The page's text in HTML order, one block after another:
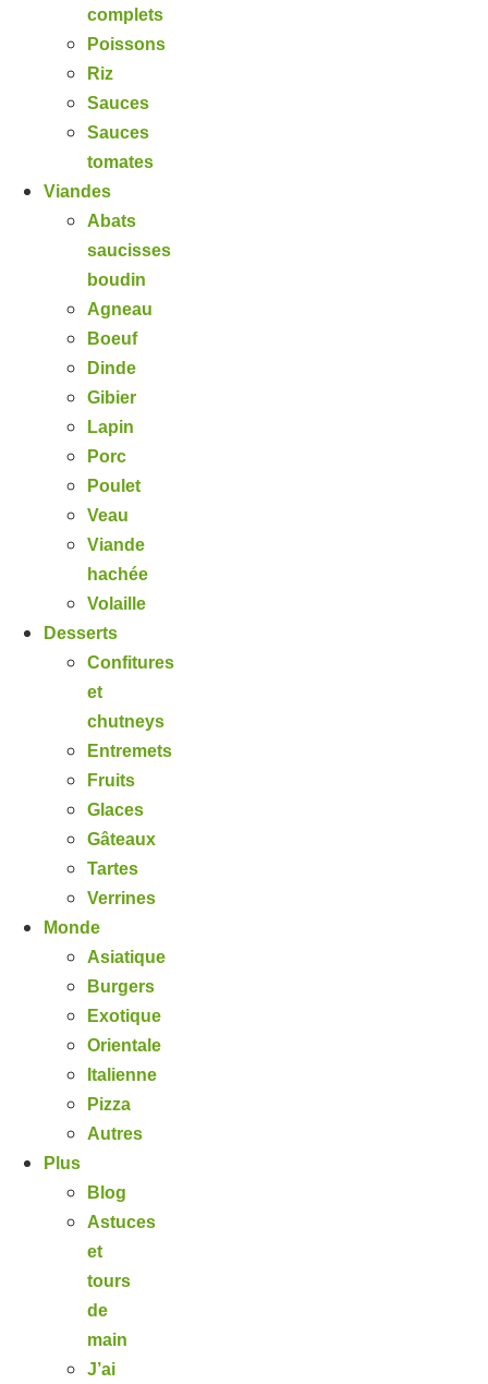
complets
Poissons
Riz
Sauces
Sauces
tomates
Viandes
Abats
saucisses
boudin
Agneau
Boeuf
Dinde
Gibier
Lapin
Porc
Poulet
Veau
Viande
hachée
Volaille
Desserts
Confitures
et
chutneys
Entremets
Fruits
Glaces
Gâteaux
Tartes
Verrines
Monde
Asiatique
Burgers
Exotique
Orientale
Italienne
Pizza
Autres
Plus
Blog
Astuces
et
tours
de
main
J’ai